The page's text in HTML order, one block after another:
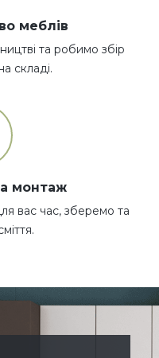
меблів
та робимо збір
складі.
монтаж
вас час, зберемо та